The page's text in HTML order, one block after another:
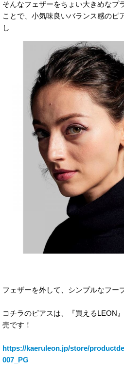
そんなフェザーをちょい大きめなプ
ことで、小気味良いバランス感のピ
し
フェザーを外して、シンプルなフー
コチラのピアスは、『買えるLEON
売です！
https://kaeruleon.jp/store/
007_PG